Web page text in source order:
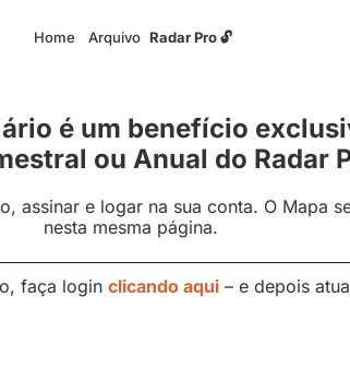
Home Arquivo Radar Pro 🔓
é um benefício
ou Anual do Radar
assinar e logar na sua conta. O Mapa
nesta mesma página.
faça login clicando aqui – e depois